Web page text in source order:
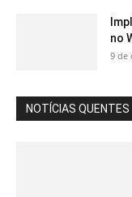
no
9 de
NOTÍCIAS QUENTES